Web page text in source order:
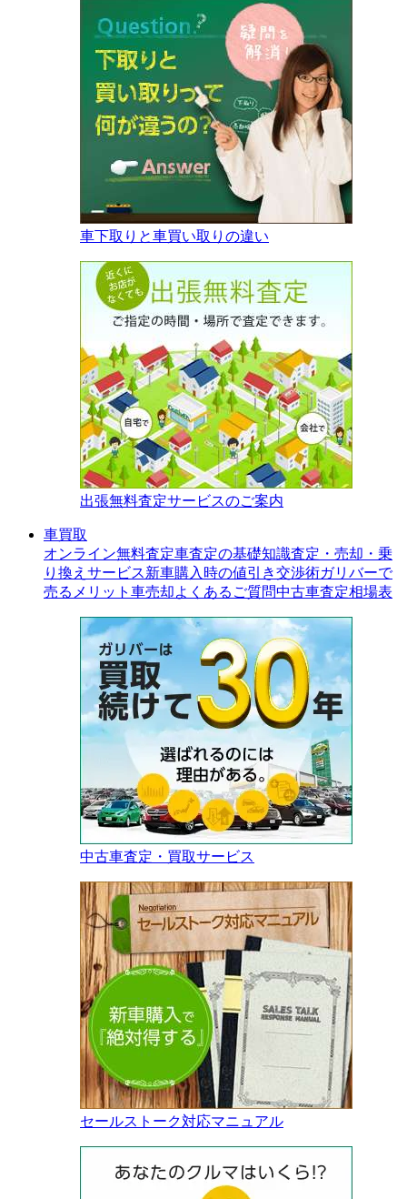
車下取りと車買い取りの違い
出張無料査定サービスのご案内
車買取
オンライン無料査定車査定の基礎知識査定・売却・乗
り換えサービス新車購入時の値引き交渉術ガリバーで
売るメリット 車売却よくあるご質問中古車査定相場表
中古車査定・買取サービス
セールストーク対応マニュアル